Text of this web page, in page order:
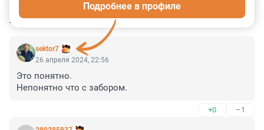
КОММЕНТАРИИ 25
sektor7
Подробнее в профиле
26 апреля 2024, 22:56
Это понятно.
Непонятно что с забором.
+0 –1